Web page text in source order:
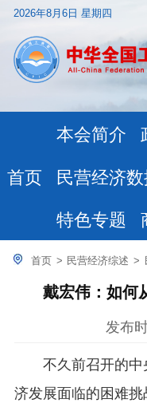
2026年8月6日 星期四
首页
本会简介
民营经济
特色专题
首页 > 民营经济综述 >
戴宏伟：如何
发布
不久前召开的中
济发展面临的困难